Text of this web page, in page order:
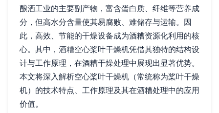
酿酒工业的主要副产物，富含蛋白质、纤维等营养成
分，但高水分含量使其易腐败、难储存与运输。因
此，高效、节能的干燥设备成为酒糟资源化利用的核
心。其中，酒糟空心桨叶干燥机凭借其独特的结构设
计与工作原理，在酒糟干燥处理中展现出显著优势。
本文将深入解析空心桨叶干燥机（常统称为桨叶干燥
机）的技术特点、工作原理及其在酒糟处理中的应用
价值。